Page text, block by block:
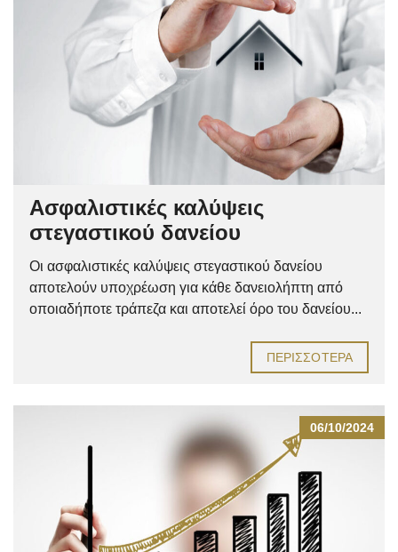
Ασφαλιστικές καλύψεις
στεγαστικού δανείου
Οι ασφαλιστικές καλύψεις στεγαστικού δανείου
αποτελούν υποχρέωση για κάθε δανειολήπτη από
οποιαδήποτε τράπεζα και αποτελεί όρο του δανείου...
ΠΕΡΙΣΣΌΤΕΡΑ
06/10/2024